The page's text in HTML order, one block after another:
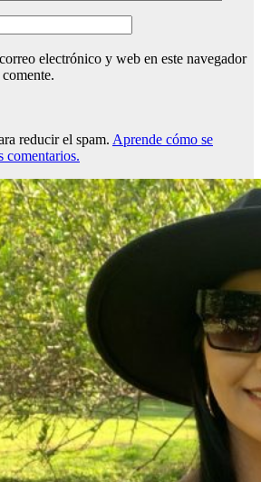
electrónico y web en este navegador
reducir el spam. Aprende cómo se
comentarios.